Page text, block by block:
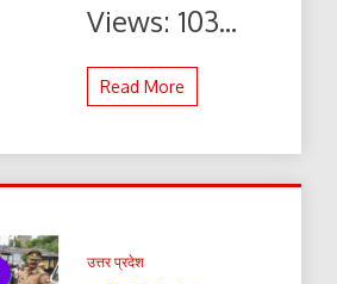
Views: 103...
Read More
उत्तर प्रदेश